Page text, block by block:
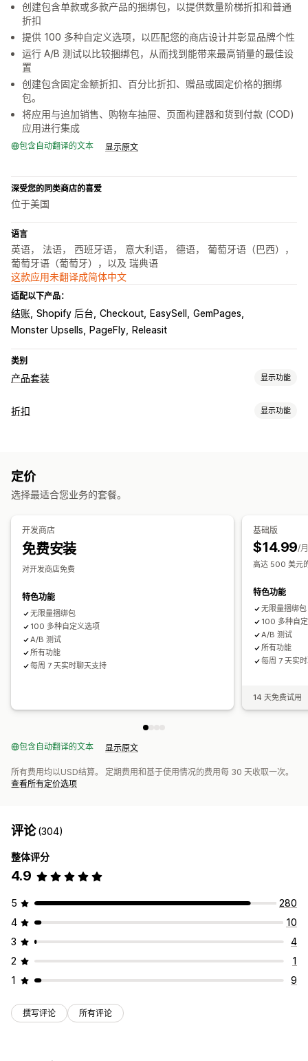
创建包含单款或多款产品的捆绑包，以提供数量阶梯折扣和普通
折扣
提供 100 多种自定义选项，以匹配您的商店设计并彰显品牌个性
运行 A/B 测试以比较捆绑包，从而找到能带来最高销量的最佳设
置
创建包含固定金额折扣、百分比折扣、赠品或固定价格的捆绑
包。
将应用与追加销售、购物车抽屉、页面构建器和货到付款 (COD)
应用进行集成
包含自动翻译的文本 显示原文
深受您的同类商店的喜爱
位于美国
语言
英语， 法语， 西班牙语， 意大利语， 德语， 葡萄牙语（巴西），
葡萄牙语（葡萄牙），以及 瑞典语
这款应用未翻译成简体中文
适配以下产品：
结账 Shopify 后台 Checkout EasySell
GemPages
Monster Upsells
PageFly Releasit
类别
产品套装 显示功能
套装类型
您可以设置的定价
固定定价 分层定价 数量折扣
折扣 显示功能
固定折扣
奖励 产品捆绑 增销折扣
编辑器工具 模板
分析
A/B 测试
定价
选择最适合您业务的套餐。
开发商店
免费安装
对开发商店免费
特色功能
无限量捆绑包
100 多种自定义选项
A/B 测试
所有功能
每周 7 天实时聊天支持
基础版
$14.99/
高达 500 美元
特色功能
无限量捆绑包
100 多种自
A/B 测试
所有功能
每周 7 天实
14 天免费试用
包含自动翻译的文本 显示原文
所有费用均以USD结算。 定期费用和基于使用情况的费用每 30 天收取一次。
查看所有定价选项
评论(304)
整体评分
4.9
5
280
4
10
3
4
2
1
1
9
撰写评论 所有评论